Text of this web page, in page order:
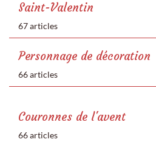
Saint-Valentin
67 articles
Personnage de décoration
66 articles
Couronnes de l'avent
66 articles